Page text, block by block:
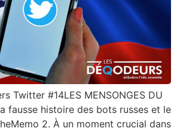
Twitter #14LES MENSONGES DU
fausse histoire des bots russes et le
2. À un moment crucial dans